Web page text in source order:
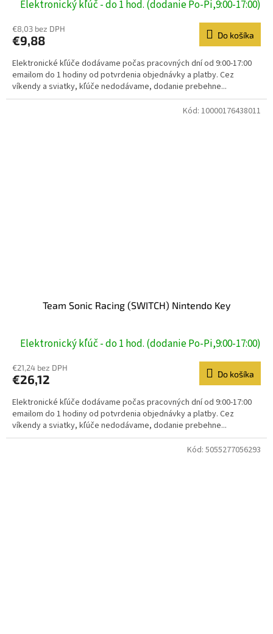
Elektronický kľúč - do 1 hod. (dodanie Po-Pi,9:00-17:00)
€8,03 bez DPH
€9,88 Do košíka
Elektronické kľúče dodávame počas pracovných dní od 9:00-17:00
emailom do 1 hodiny od potvrdenia objednávky a platby. Cez
víkendy a sviatky, kľúče nedodávame, dodanie prebehne...
Team Sonic Racing (SWITCH) Nintendo Key
Elektronický kľúč - do 1 hod. (dodanie Po-Pi,9:00-17:00)
€21,24 bez DPH
€26,12 Do košíka
Elektronické kľúče dodávame počas pracovných dní od 9:00-17:00
emailom do 1 hodiny od potvrdenia objednávky a platby. Cez
víkendy a sviatky, kľúče nedodávame, dodanie prebehne...
Kód: 10000176438011
Kód: 5055277056293